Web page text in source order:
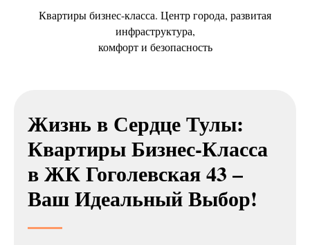
Квартиры бизнес-класса. Центр города, развитая
инфраструктура,
комфорт и безопасность
Жизнь в Сердце Тулы:
Квартиры Бизнес-Класса
в ЖК Гоголевская 43 –
Ваш Идеальный Выбор!